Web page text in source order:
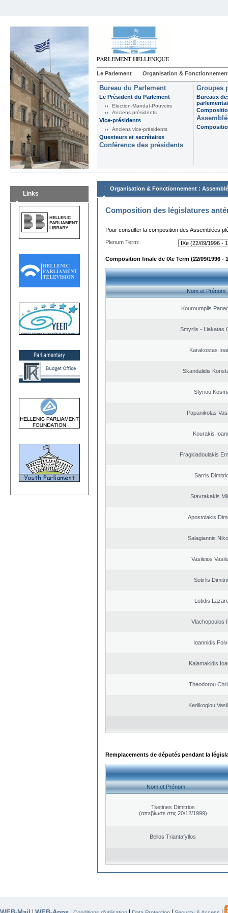
Le Parlement Organisation &
Bureau du Parlement
Le Président du Parlement
Election-Mandat-Pouvoirs
Anciens présidents
Vice-présidents
Anciens vice-présidents
Questeurs et secrétaires
Conférence des présidents
Groupes
Bureaux
Links
Organisation & Fonctionnement :
Composition des législatures
Pour consulter la composition des Assemblées
Plenum Term:
Composition finale de IXe Term (22/09/1996 -
Nom et Prénom
Kouroumplis
Smyrlis - Liakatas
Karakostas
Skandalidis
Sfyriou
Papanikolas
Kourakis
Fragkiadoulakis
Sarris
Stavrakakis
Apostolakis
Salagiannis
Vasileios
Sotirlis
Lotidis
Vlachopoulos
Ioannidis
Kalamakidis
Theodorou
Kedikoglou
Remplacements de députés pendant la
Nom et Prénom
Tsetines Dimitrios
(απεβίωσε στις 20/12/1999)
Bellos Triantafyllos
| | | | |